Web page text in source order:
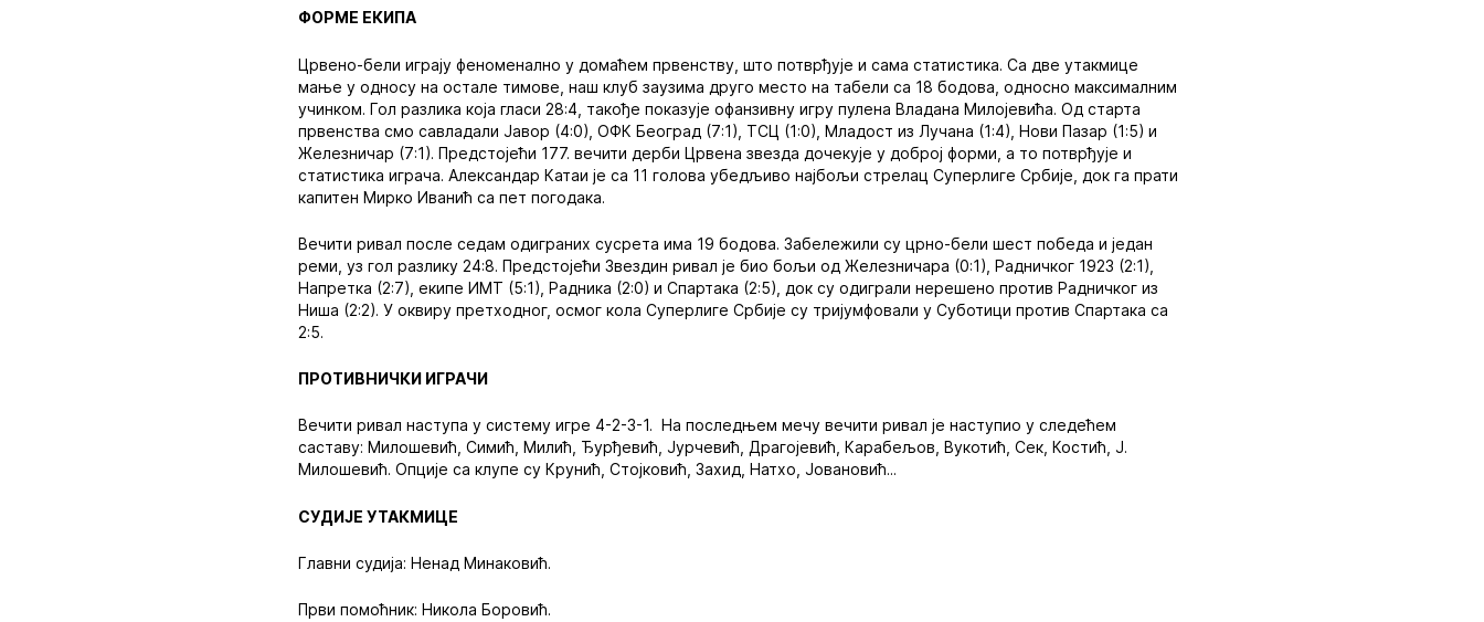
ФОРМЕ ЕКИПА
Црвено-бели играју феноменално у домаћем првенству, што потврђује и сама статистика. Са две утакмице
мање у односу на остале тимове, наш клуб заузима друго место на табели са 18 бодова, односно максималним
учинком. Гол разлика која гласи 28:4, такође показује офанзивну игру пулена Владана Милојевића. Од старта
првенства смо савладали Јавор (4:0), ОФК Београд (7:1), ТСЦ (1:0), Младост из Лучана (1:4), Нови Пазар (1:5) и
Железничар (7:1). Предстојећи 177. вечити дерби Црвена звезда дочекује у доброј форми, а то потврђује и
статистика играча. Александар Катаи је са 11 голова убедљиво најбољи стрелац Суперлиге Србије, док га прати
капитен Мирко Иванић са пет погодака.
Вечити ривал после седам одиграних сусрета има 19 бодова. Забележили су црно-бели шест победа и један
реми, уз гол разлику 24:8. Предстојећи Звездин ривал је био бољи од Железничара (0:1), Радничког 1923 (2:1),
Напретка (2:7), екипе ИМТ (5:1), Радника (2:0) и Спартака (2:5), док су одиграли нерешено против Радничког из
Ниша (2:2). У оквиру претходног, осмог кола Суперлиге Србије су тријумфовали у Суботици против Спартака са
2:5.
ПРОТИВНИЧКИ ИГРАЧИ
Вечити ривал наступа у систему игре 4-2-3-1. На последњем мечу вечити ривал је наступио у следећем
саставу: Милошевић, Симић, Милић, Ђурђевић, Јурчевић, Драгојевић, Карабељов, Вукотић, Сек, Костић, Ј.
Милошевић. Опције са клупе су Крунић, Стојковић, Захид, Натхо, Јовановић...
СУДИЈЕ УТАКМИЦЕ
Главни судија: Ненад Минаковић.
Први помоћник: Никола Боровић.